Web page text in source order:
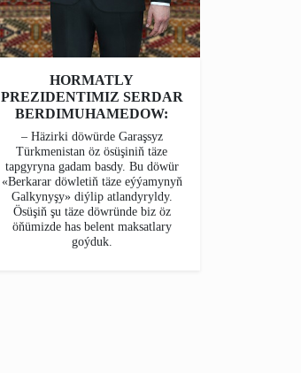
HORMATLY
PREZIDENTIMIZ SERDAR
BERDIMUHAMEDOW:
– Häzirki döwürde Garaşsyz
Türkmenistan öz ösüşiniň täze
tapgyryna gadam basdy. Bu döwür
«Berkarar döwletiň täze eýýamynyň
Galkynyşy» diýlip atlandyryldy.
Ösüşiň şu täze döwründe biz öz
öňümizde has belent maksatlary
goýduk.